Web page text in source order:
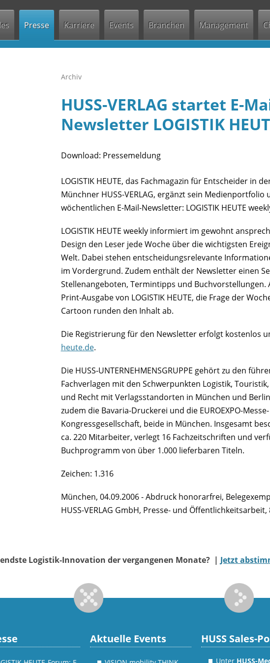
Presse Karriere Events Branchen Management
Archiv
HUSS-VERLAG startet E-
Newsletter LOGISTIK
Download: Pressemeldung
LOGISTIK HEUTE, das Fachmagazin für Entscheider in
Münchner HUSS-VERLAG, ergänzt sein Medienportfolio
wöchentlichen E-Mail-Newsletter: LOGISTIK HEUTE
LOGISTIK HEUTE weekly informiert im gewohnt
Design den Leser jede Woche über die wichtigsten
Welt. Dabei stehen entscheidungsrelevante
im Vordergrund. Zudem enthält der Newsletter einen
Stellenangeboten, Termintipps und Buchvorstellungen.
Print-Ausgabe von LOGISTIK HEUTE, die Frage der
Cartoon runden den Inhalt ab.
Die Registrierung für den Newsletter erfolgt kostenlos
heute.de.
Die HUSS-UNTERNEHMENSGRUPPE gehört zu den
Fachverlagen mit den Schwerpunkten Logistik,
und Recht mit Verlagsstandorten in München und
zudem die Bavaria-Druckerei und die EUROEXPO-
Kongressgesellschaft, beide in München. Insgesamt
ca. 220 Mitarbeiter, verlegt 16 Fachzeitschriften und
Buchprogramm von über 1.000 lieferbaren Titeln.
Zeichen: 1.316
München, 04.09.2006 - Abdruck honorarfrei,
HUSS-VERLAG GmbH, Presse- und
Aktuelle Events HUSS Sales-
Unter HUSS-
Logistik-Innovation der vergangenen Monate? | Jetzt